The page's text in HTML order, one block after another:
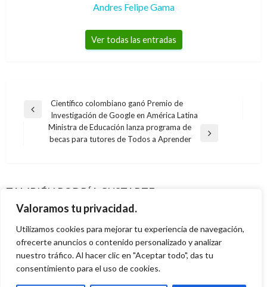
Valoramos tu privacidad.
Utilizamos cookies para mejorar tu experiencia de navegación,
ofrecerte anuncios o contenido personalizado y analizar
nuestro tráfico. Al hacer clic en "Aceptar todo", das tu
consentimiento para el uso de cookies.
Andres Felipe Gama
Ver todas las entradas
Navegación
entradas
Entrada
anterior
Científico colombiano ganó Premio de
Investigación de Google en América Latina
Entrada
Ministra de Educación lanza programa de
becas para tutores de Todos a Aprender
TAMBIÉN PODRÍA GUSTARTE
online
Iván Briceño lunes octubre 7, 2019
Corto Plazo por $250 mil millones
Giovanni Alarcón M. martes enero 23, 2018
ECONOMÍA
Gobierno busca impulsar emprendimiento del
Manuel Reyes Beltran viernes diciembre 7, 2018